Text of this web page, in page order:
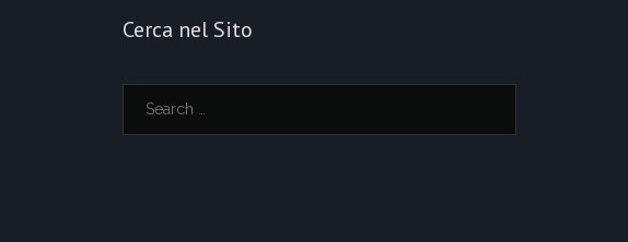
Cerca nel Sito